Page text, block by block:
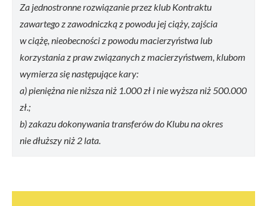
Za jednostronne rozwiązanie przez klub Kontraktu
zawartego z zawodniczką z powodu jej ciąży, zajścia
w ciążę, nieobecności z powodu macierzyństwa lub
korzystania z praw związanych z macierzyństwem, klubom
wymierza się następujące kary:
a) pieniężna nie niższa niż 1.000 zł i nie wyższa niż 500.000
zł.;
b) zakazu dokonywania transferów do Klubu na okres
nie dłuższy niż 2 lata.